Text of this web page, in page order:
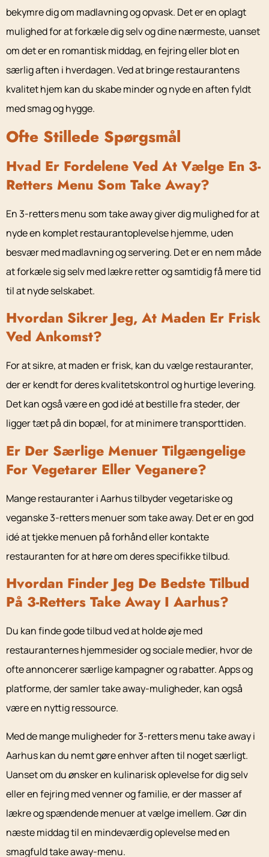
bekymre dig om madlavning og opvask. Det er en oplagt
mulighed for at forkæle dig selv og dine nærmeste, uanset
om det er en romantisk middag, en fejring eller blot en
særlig aften i hverdagen. Ved at bringe restaurantens
kvalitet hjem kan du skabe minder og nyde en aften fyldt
med smag og hygge.
Ofte Stillede Spørgsmål
Hvad Er Fordelene Ved At Vælge En 3-
Retters Menu Som Take Away?
En 3-retters menu som take away giver dig mulighed for at
nyde en komplet restaurantoplevelse hjemme, uden
besvær med madlavning og servering. Det er en nem måde
at forkæle sig selv med lækre retter og samtidig få mere tid
til at nyde selskabet.
Hvordan Sikrer Jeg, At Maden Er Frisk
Ved Ankomst?
For at sikre, at maden er frisk, kan du vælge restauranter,
der er kendt for deres kvalitetskontrol og hurtige levering.
Det kan også være en god idé at bestille fra steder, der
ligger tæt på din bopæl, for at minimere transporttiden.
Er Der Særlige Menuer Tilgængelige
For Vegetarer Eller Veganere?
Mange restauranter i Aarhus tilbyder vegetariske og
veganske 3-retters menuer som take away. Det er en god
idé at tjekke menuen på forhånd eller kontakte
restauranten for at høre om deres specifikke tilbud.
Hvordan Finder Jeg De Bedste Tilbud
På 3-Retters Take Away I Aarhus?
Du kan finde gode tilbud ved at holde øje med
restauranternes hjemmesider og sociale medier, hvor de
ofte annoncerer særlige kampagner og rabatter. Apps og
platforme, der samler take away-muligheder, kan også
være en nyttig ressource.
Med de mange muligheder for 3-retters menu take away i
Aarhus kan du nemt gøre enhver aften til noget særligt.
Uanset om du ønsker en kulinarisk oplevelse for dig selv
eller en fejring med venner og familie, er der masser af
lækre og spændende menuer at vælge imellem. Gør din
næste middag til en mindeværdig oplevelse med en
smagfuld take away-menu.